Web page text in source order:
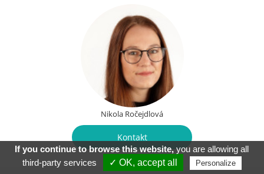
Nikola Ročejdlová
Kontakt
If you continue to browse this website,you are allowing all
third-party services
✓ OK, accept all Personalize